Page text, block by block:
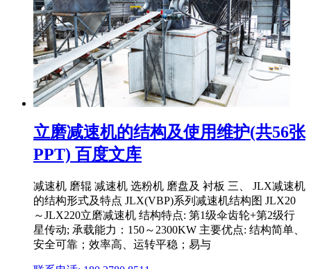
立磨减速机的结构及使用维护(共56张
PPT) 百度文库
减速机 磨辊 减速机 选粉机 磨盘及 衬板 三、 JLX减速机
的结构形式及特点 JLX(VBP)系列减速机结构图 JLX20
～JLX220立磨减速机 结构特点: 第1级伞齿轮+第2级行
星传动; 承载能力：150～2300KW 主要优点: 结构简单、
安全可靠；效率高、运转平稳；易与